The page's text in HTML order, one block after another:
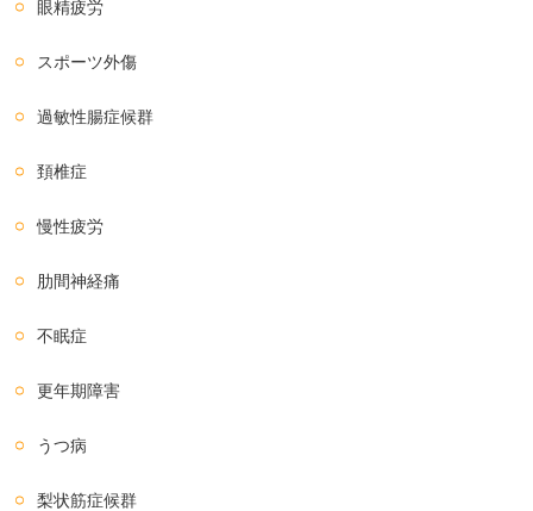
眼精疲労
スポーツ外傷
過敏性腸症候群
頚椎症
慢性疲労
肋間神経痛
不眠症
更年期障害
うつ病
梨状筋症候群